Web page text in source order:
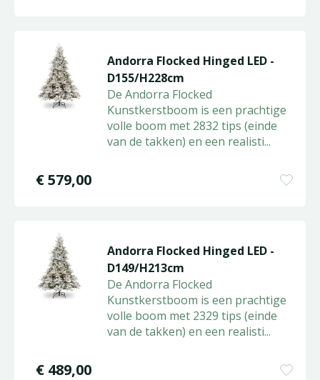
Andorra Flocked Hinged LED -
D155/H228cm
De Andorra Flocked
Kunstkerstboom is een prachtige
volle boom met 2832 tips (einde
van de takken) en een realisti...
€579,00
Andorra Flocked Hinged LED -
D149/H213cm
De Andorra Flocked
Kunstkerstboom is een prachtige
volle boom met 2329 tips (einde
van de takken) en een realisti...
€ 489,00